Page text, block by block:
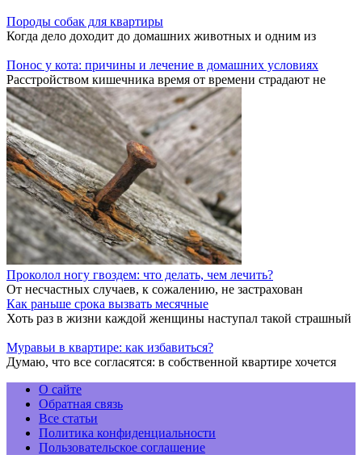
Породы собак для квартиры
Когда дело доходит до домашних животных и одним из
Понос у кота: причины и лечение в домашних условиях
Расстройством кишечника время от времени страдают не
Проколол ногу гвоздем: что делать, чем лечить?
От несчастных случаев, к сожалению, не застрахован
Как раньше срока вызвать месячные
Хоть раз в жизни каждой женщины наступал такой страшный
Муравьи в квартире: как избавиться?
Думаю, что все согласятся: в собственной квартире хочется
О сайте
Обратная связь
Все статьи
Политика конфиденциальности
Пользовательское соглашение